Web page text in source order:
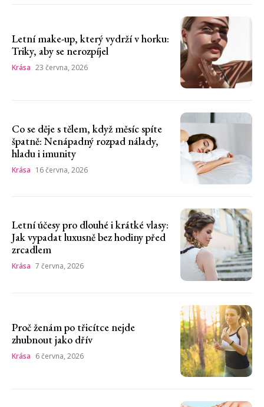
Letní make-up, který vydrží v horku:
Triky, aby se nerozpíjel
Krása 23 června, 2026
Co se děje s tělem, když měsíc spíte
špatně: Nenápadný rozpad nálady,
hladu i imunity
Krása 16 června, 2026
Letní účesy pro dlouhé i krátké vlasy:
Jak vypadat luxusně bez hodiny před
zrcadlem
Krása 7 června, 2026
Proč ženám po třicítce nejde
zhubnout jako dřív
Krása 6 června, 2026